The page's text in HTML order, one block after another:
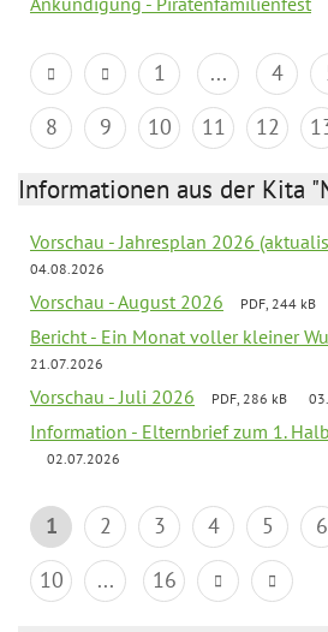
1 ... 4
8
9 10 11 12
Informationen aus der Kita
Vorschau - Jahresplan 2026
04.08.2026
Vorschau - August 2026 PDF, 244 kB
Bericht - Ein Monat voller kleiner
21.07.2026
Vorschau - Juli 2026 PDF, 286 kB
Information - Elternbrief zum 1.
02.07.2026
1 2 3 4 5 6
10
... 16